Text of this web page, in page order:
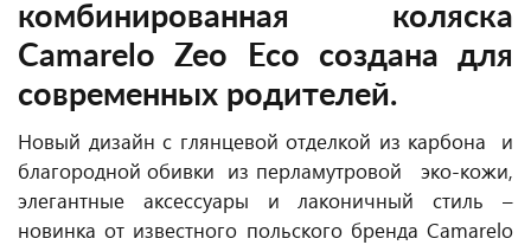
комбинированная коляска
Camarelo Zeo Eco создана для
современных родителей.
Новый дизайн с глянцевой отделкой из карбона и
благородной обивки из перламутровой эко-кожи,
элегантные аксессуары и лаконичный стиль –
новинка от известного польского бренда Camarelo